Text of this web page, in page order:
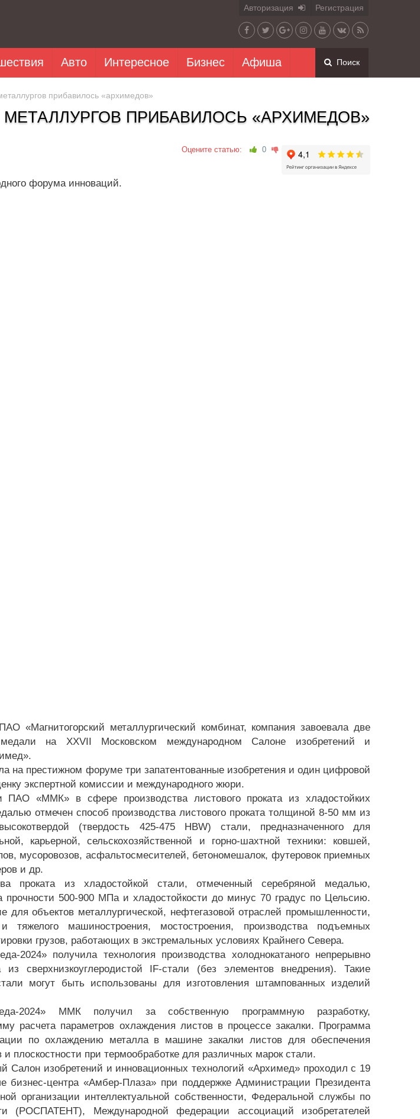
Авторизация Регистрация
Авто Интересное Бизнес Афиша Поиск
прибавилось «архимедов»
ПРИБАВИЛОСЬ «АРХИМЕДОВ»
Оцените статью: 0
форума инноваций.
«Магнитогорский металлургический комбинат, компания завоевала две
на XXVII Московском международном Салоне изобретений и
на престижном форуме три запатентованные изобретения и один цифровой
экспертной комиссии и международного жюри.
ПАО «ММК» в сфере производства листового проката из хладостойких
отмечен способ производства листового проката толщиной 8-50 мм из
(твердость 425-475 HBW) стали, предназначенного для
карьерной, сельскохозяйственной и горно-шахтной техники: ковшей,
мусоровозов, асфальтосмесителей, бетономешалок, футеровок приемных
и др.
проката из хладостойкой стали, отмеченный серебряной медалью,
прочности 500-900 МПа и хладостойкости до минус 70 градус по Цельсию.
для объектов металлургической, нефтегазовой отраслей промышленности,
и тяжелого машиностроения, мостостроения, производства подъемных
грузов, работающих в экстремальных условиях Крайнего Севера.
2024» получила технология производства холоднокатаного непрерывно
из сверхнизкоуглеродистой IF-стали (без элементов внедрения). Такие
могут быть использованы для изготовления штампованных изделий
2024» ММК получил за собственную программную разработку,
расчета параметров охлаждения листов в процессе закалки. Программа
по охлаждению металла в машине закалки листов для обеспечения
и плоскостности при термообработке для различных марок стали.
Салон изобретений и инновационных технологий «Архимед» проходил с 19
бизнес-центра «Амбер-Плаза» при поддержке Администрации Президента
организации интеллектуальной собственности, Федеральной службы по
(РОСПАТЕНТ), Международной федерации ассоциаций изобретателей